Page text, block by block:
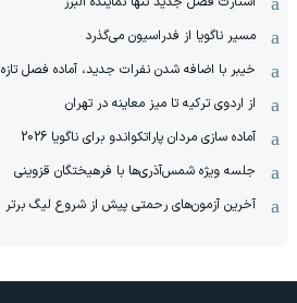
مسیر ناگویا از فدراسیون می‌گذرد
خیبر با اضافه شدن نفرات جدید، آماده فصل تازه
از اردوی ترکیه تا میز معاینه در تهران
آماده سازی مردان پاراتکواندو برای ناگویا 2026
جلسه ویژه شمس‌آذر‌ی‌ها با فرهیختگان قزوینی
آخرین آزمون‌های رحمتی پیش از شروع لیگ برتر